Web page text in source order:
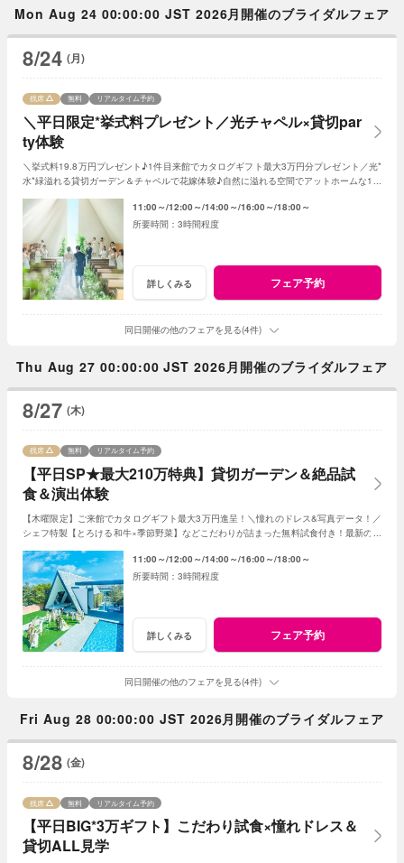
Mon Aug 24 00:00:00 JST 2026月開催のブライダルフェア
8/24 (月)
＼平日限定*挙式料プレゼント／光チャペル×貸切par
ty体験
残席 無料 リアルタイム予約
＼挙式料19.8万円プレゼント♪1件目来館でカタログギフト最大3万円分プレゼント／光*
水*緑溢れる貸切ガーデン＆チャペルで花嫁体験♪自然に溢れる空間でアットホームな1日
11:00～ 12:00～ 14:00～ 16:00～ 18:00～
3時間程度
詳しくみる フェア予約
同日開催の他のフェアを見る(4件)
Thu Aug 27 00:00:00 JST 2026月開催のブライダルフェア
8/27 (木)
【平日SP★最大210万特典】貸切ガーデン＆絶品試
食＆演出体験
残席 無料 リアルタイム予約
【木曜限定】ご来館でカタログギフト最大3万円進呈！＼憧れのドレス&写真データ！／
シェフ特製【とろける和牛×季節野菜】などこだわりが詰まった無料試食付き！最新のマ
11:00～ 12:00～ 14:00～ 16:00～ 18:00～
3時間程度
詳しくみる フェア予約
同日開催の他のフェアを見る(4件)
Fri Aug 28 00:00:00 JST 2026月開催のブライダルフェア
8/28 (金)
【平日BIG*3万ギフト】こだわり試食×憧れドレス＆
貸切ALL見学
残席 無料 リアルタイム予約